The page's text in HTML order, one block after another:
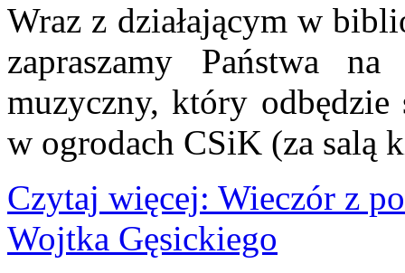
Wraz z działającym w
zapraszamy Państwa
muzyczny, który
w ogrodach CSiK (za salą
Czytaj więcej: Wieczór z
Wojtka Gęsickiego